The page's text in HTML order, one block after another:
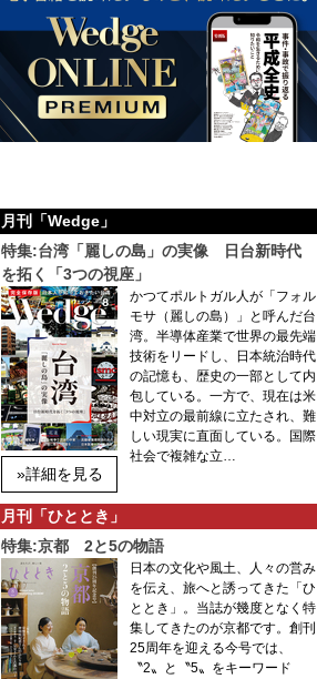
月刊「Wedge」
特集:台湾「麗しの島」の実像 日台新時代
を拓く「3つの視座」
»詳細を見る
かつてポルトガル人が「フォル
モサ（麗しの島）」と呼んだ台
湾。半導体産業で世界の最先端
技術をリードし、日本統治時代
の記憶も、歴史の一部として内
包している。一方で、現在は米
中対立の最前線に立たされ、難
しい現実に直面している。国際
社会で複雑な立…
月刊「ひととき」
特集:京都 2と5の物語
日本の文化や風土、人々の営み
を伝え、旅へと誘ってきた「ひ
ととき」。当誌が幾度となく特
集してきたのが京都です。創刊
25周年を迎える今号では、
〝2〟と〝5〟をキーワード